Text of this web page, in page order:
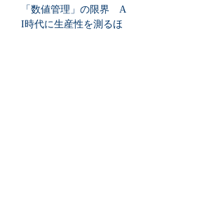
「数値管理」の限界 A
I時代に生産性を測るほ